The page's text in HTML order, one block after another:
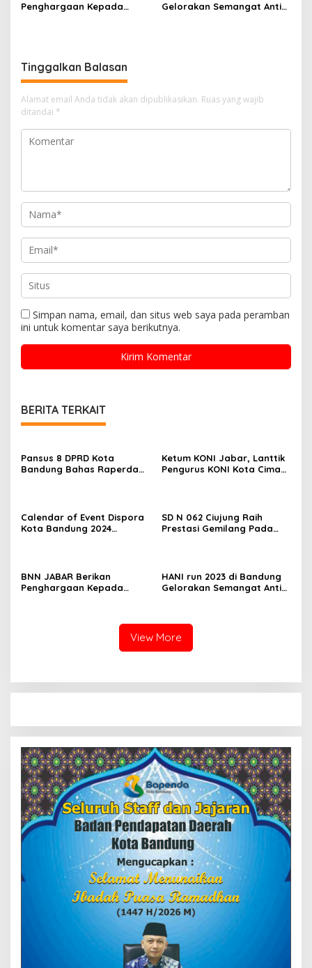
Penghargaan Kepada
Gelorakan Semangat Anti
Tinggalkan Balasan
Alamat email Anda tidak akan dipublikasikan. Ruas yang wajib
ditandai *
Simpan nama, email, dan situs web saya pada peramban
ini untuk komentar saya berikutnya.
BERITA TERKAIT
Pansus 8 DPRD Kota
Bandung Bahas Raperda
Ketum KONI Jabar, Lanttik
Pengurus KONI Kota Cimahi
Calendar of Event Dispora
Kota Bandung 2024
SD N 062 Ciujung Raih
Prestasi Gemilang Pada
BNN JABAR Berikan
Penghargaan Kepada
HANI run 2023 di Bandung
Gelorakan Semangat Anti
View More